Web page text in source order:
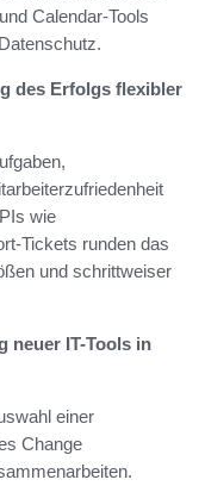
Calendar-Tools
des Erfolgs flexibler
wie
Tickets runden das
und schrittweiser
neuer IT-Tools in
einer
Change